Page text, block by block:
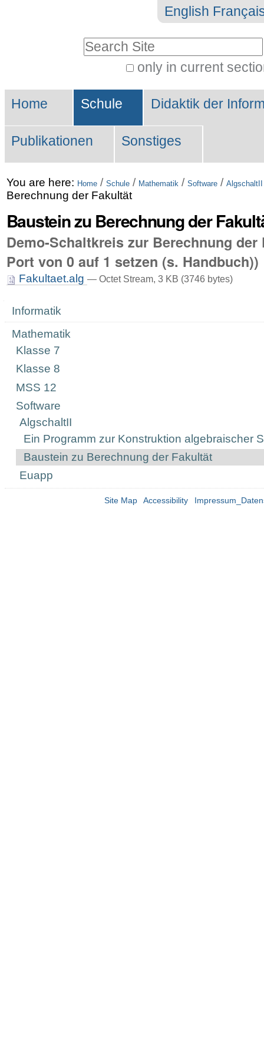
Skip
to
navigation
English
only in current
Search…
Sections
Home Schule Didaktik der
Publikationen Sonstiges
You are here: Home / Schule / Mathematik / Software / AlgschaltII
Berechnung der Fakultät
Baustein zu Berechnung der
Demo-Schaltkreis zur Berechnung der
Port von 0 auf 1 setzen (s. Handbuch))
Fakultaet.alg — Octet Stream, 3 KB (3746 bytes)
Navigation
Informatik
Mathematik
Klasse 7
Klasse 8
MSS 12
Software
AlgschaltII
Ein Programm zur Konstruktion algebraischer
Baustein zu Berechnung der Fakultät
Euapp
Site Map Accessibility